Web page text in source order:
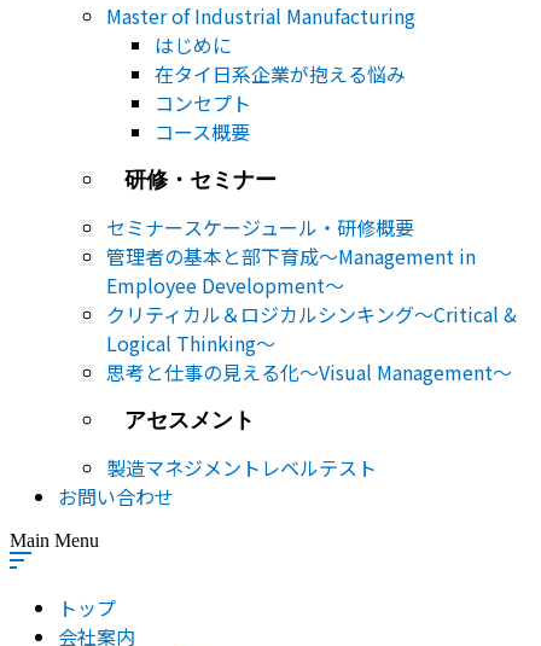
Master of Industrial Manufacturing
はじめに
在タイ日系企業が抱える悩み
コンセプト
コース概要
研修・セミナー
セミナー​スケージュール・研修概要
管理者の基本と部下育成～Management in
Employee Development～
クリティカル＆ロジカルシンキング～Critical &
Logical Thinking～
思考と仕事の見える化～Visual Management～
アセスメント
製造マネジメントレベルテスト
お問い合わせ
Main Menu
トップ
会社案内